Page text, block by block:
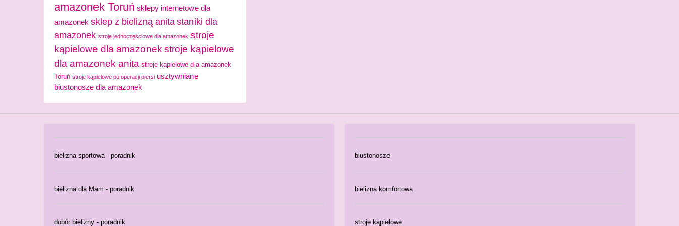
amazonek Toruń sklepy internetowe dla
amazonek sklep z bielizną anita staniki dla
amazonek stroje jednoczęściowe dla amazonek stroje
kąpielowe dla amazonek stroje kąpielowe
dla amazonek anita stroje kąpielowe dla amazonek
Toruń stroje kąpielowe po operacji piersi usztywniane
biustonosze dla amazonek
bielizna sportowa - poradnik
bielizna dla Mam - poradnik
dobór bielizny - poradnik
biustonosze
bielizna komfortowa
stroje kąpielowe